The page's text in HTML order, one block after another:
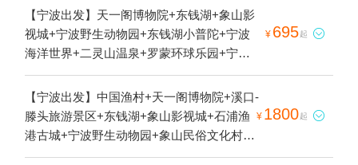
【宁波出发】天一阁博物院+东钱湖+象山影
视城+宁波野生动物园+东钱湖小普陀+宁波
海洋世界+二灵山温泉+罗蒙环球乐园+宁波
方特东方神画+宁波植物园+东钱湖山水汤泉
乐园+东钱湖游船1日游
¥ 695起 
【宁波出发】中国渔村+天一阁博物院+溪口-
滕头旅游景区+东钱湖+象山影视城+石浦渔
港古城+宁波野生动物园+象山民俗文化村
+红岩长廊+石浦捕鱼+协顺海洋休闲捕鱼+东
¥ 1800起 